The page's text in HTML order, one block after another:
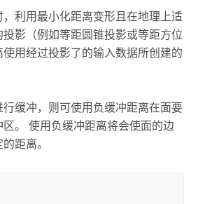
利用最小化距离变形且在地理上适
影（例如等距圆锥投影或等距方位
用经过投影了的输入数据所创建的
缓冲，则可使用负缓冲距离在面要
。 使用负缓冲距离将会使面的边
距离。